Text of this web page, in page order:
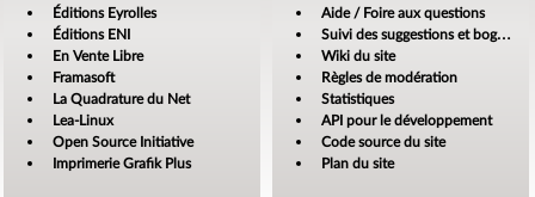
Éditions Eyrolles
Éditions ENI
En Vente Libre
Framasoft
La Quadrature du Net
Lea-Linux
Open Source Initiative
Imprimerie Grafik Plus
Aide / Foire aux questions
Suivi des suggestions et bogues
Wiki du site
Règles de modération
Statistiques
API pour le développement
Code source du site
Plan du site